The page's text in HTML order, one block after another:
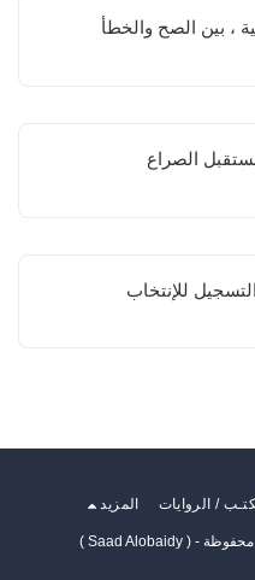
، بين الصح والخطأ
الصراع
للإنتخاب
/ الروايات المزيد
( Saad Alobaidy )